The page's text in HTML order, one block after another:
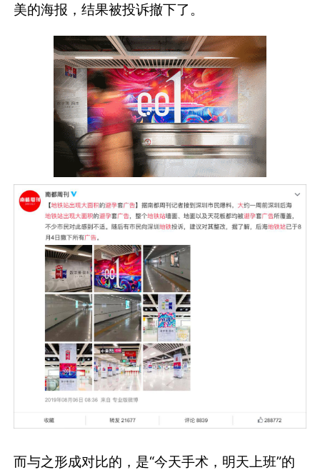
美的海报，结果被投诉撤下了。
而与之形成对比的，是“今天手术，明天上班”的